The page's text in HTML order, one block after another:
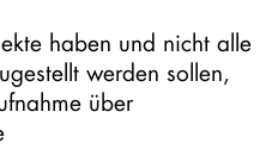
haben und nicht alle
werden sollen,
über